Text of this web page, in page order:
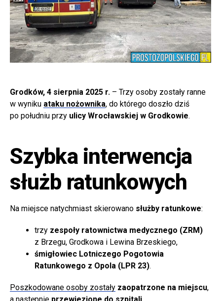
Grodków, 4 sierpnia 2025 r. – Trzy osoby zostały ranne
w wyniku ataku nożownika, do którego doszło dziś
po południu przy ulicy Wrocławskiej w Grodkowie.
Szybka interwencja
służb ratunkowych
Na miejsce natychmiast skierowano służby ratunkowe:
trzy zespoły ratownictwa medycznego (ZRM)
z Brzegu, Grodkowa i Lewina Brzeskiego,
śmigłowiec Lotniczego Pogotowia
Ratunkowego z Opola (LPR 23).
Poszkodowane osoby zostały zaopatrzone na miejscu,